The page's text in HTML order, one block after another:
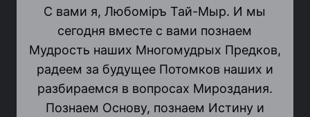
С вами я, Любомiръ Тай-Мыр. И мы
сегодня вместе с вами познаем
Мудрость наших Многомудрых Предков,
радеем за будущее Потомков наших и
разбираемся в вопросах Мироздания.
Познаем Основу, познаем Истину и